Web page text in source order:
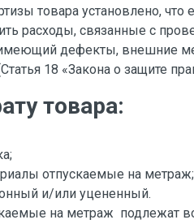
товара установлено,
расходы, связанные с
дефекты, внешние
18 «Закона о защите
товара:
отпускаемые на метраж;
и/или уцененный.
на метраж подлежат